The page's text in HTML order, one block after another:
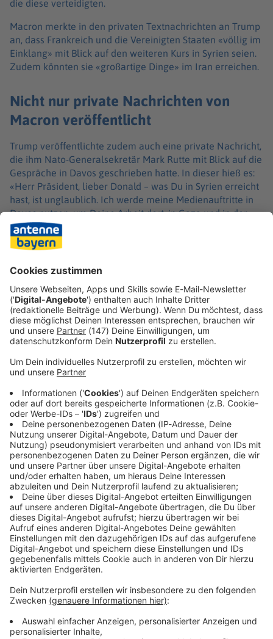
die diese verteidigten.
Macron merkte in den privaten Textnachrichten an Trump
an, dass Frankreich und die Vereinigten Staaten «völlig im
Einklang» mit Blick auf den weiteren Kurs in Syrien seien.
Zudem könnten sie «großartige Dinge» im Iran erreichen.
Nicht nur private Nachrichten von
Macron veröffentlicht
Trump veröffentlichte zudem auch eine private Nachricht,
die ihm Nato-Generalsekretär Mark Rutte mit Blick auf die
Gespräche in Davos geschrieben hatte. In dieser hieß es:
«Herr Präsident, lieber Donald – was Du in Syrien erreicht
hast, ist unglaublich. Ich werde meine Medienauftritte in
Davos nutzen, um Deine Arbeit dort, in Gaza und in der
Ukraine hervorzuheben. Ich bin entschlossen, in der
Grönland-Frage einen Weg nach vorn zu finden. Ich kann
es kaum erwarten, dich zu sehen. Dein Mark.» Eine
Bündnissprecherin bestätigte der dpa, dass die Nachricht
Immer auf dem Laufenden
bleiben!
Verpass' nichts mehr - mit unserem kostenlosen
ANTENNE BAYERN Newsletter. Ob Nachrichten,
Lifestyle oder unsere neuesten Aktionen - wir
informieren dich.